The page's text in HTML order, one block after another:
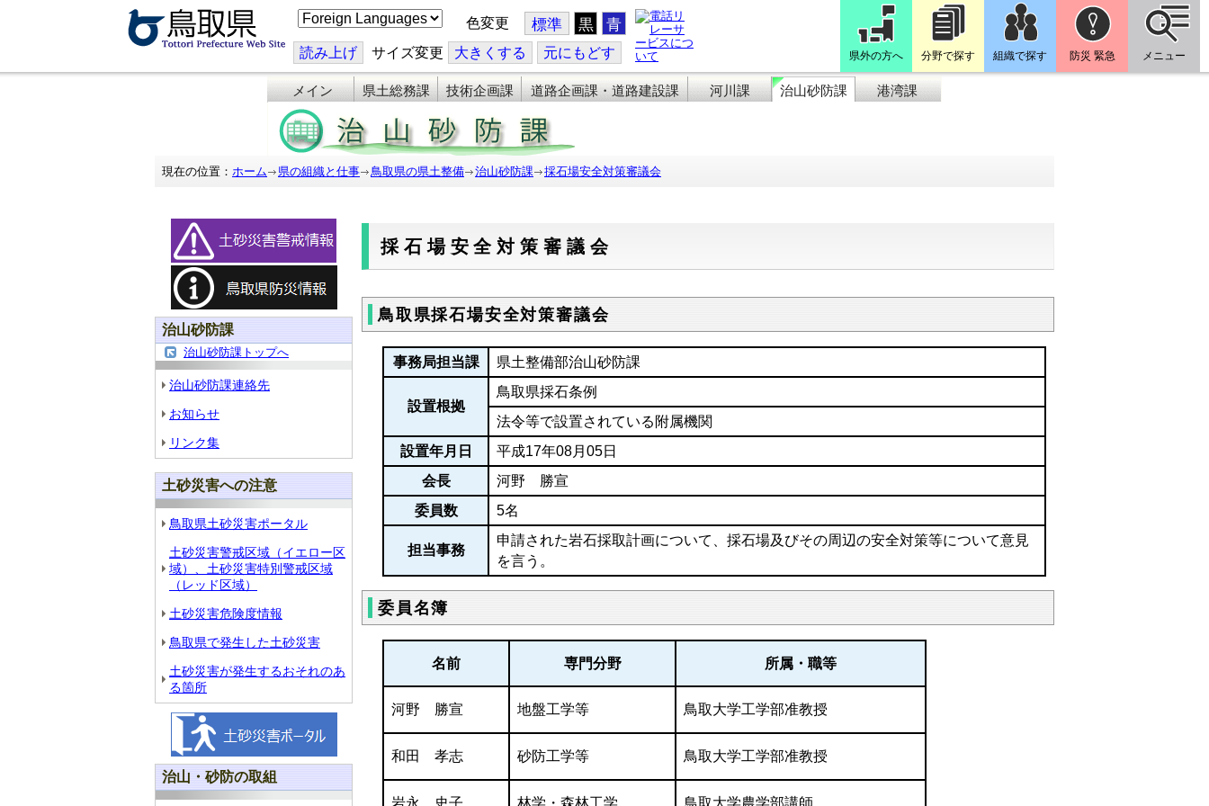
こ
の
ジ
を
翻
訳
す
る
色変更 標準 黒 青
読み上げ サイズ変更 大きくする 元にもどす 県外の方へ 分野で探す 組織で探す 防災 緊急 メニュー
メイン 県土総務課 技術企画課 道路企画課・道路建設課 河川課 治山砂防課 港湾課
現在の位置： ホーム 県の組織と仕事 鳥取県の県土整備 治山砂防課 採石場安全対策審議会
治山砂防課
治山砂防課トップへ
治山砂防課連絡先
お知らせ
リンク集
土砂災害への注意
鳥取県土砂災害ポータル
土砂災害警戒区域（イエロー区
域）、土砂災害特別警戒区域
（レッド区域）
土砂災害危険度情報
鳥取県で発生した土砂災害
土砂災害が発生するおそれのあ
る箇所
治山・砂防の取組
採石場安全対策審議会
鳥取県採石場安全対策審議会
事務局担当課 県土整備部治山砂防課
設置根拠
鳥取県採石条例
法令等で設置されている附属機関
設置年月日
平成17年08月05日
会長
河野 勝宣
委員数
5名
担当事務
申請された岩石採取計画について、採石場及びその周辺の安全対策等について意見
を言う。
委員名簿
名前 専門分野 所属・職等
河野 勝宣 地盤工学等 鳥取大学工学部准教授
和田 孝志 砂防工学等 鳥取大学工学部准教授
岩永 史子 林学・森林工学 鳥取大学農学部講師